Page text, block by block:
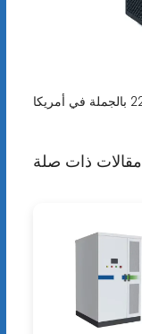
مقالات ذات صلة